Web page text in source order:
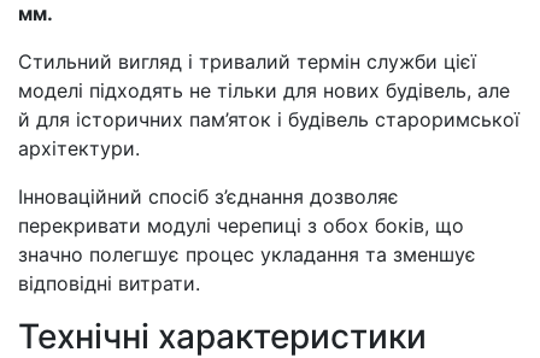
мм.
Стильний вигляд і тривалий термін служби цієї
моделі підходять не тільки для нових будівель, але
й для історичних пам’яток і будівель староримської
архітектури.
Інноваційний спосіб з’єднання дозволяє
перекривати модулі черепиці з обох боків, що
значно полегшує процес укладання та зменшує
відповідні витрати.
Технічні характеристики